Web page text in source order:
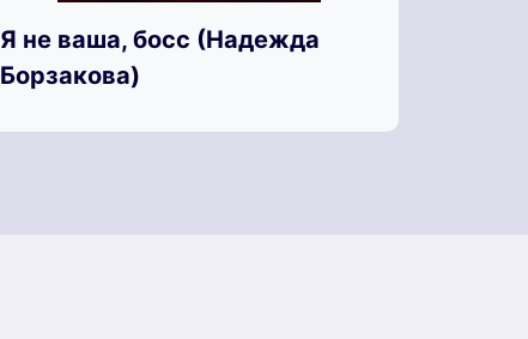
Я не ваша, босс (Надежда
Борзакова)